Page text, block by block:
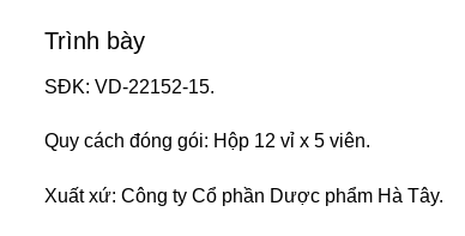
Trình bày
SĐK: VD-22152-15.
Quy cách đóng gói: Hộp 12 vỉ x 5 viên.
Xuất xứ: Công ty Cổ phần Dược phẩm Hà Tây.